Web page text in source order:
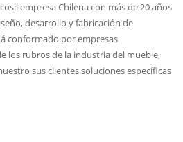
empresa Chilena con más de 20 años
desarrollo y fabricación de
conformado por empresas
los rubros de la industria del mueble,
sus clientes soluciones específicas